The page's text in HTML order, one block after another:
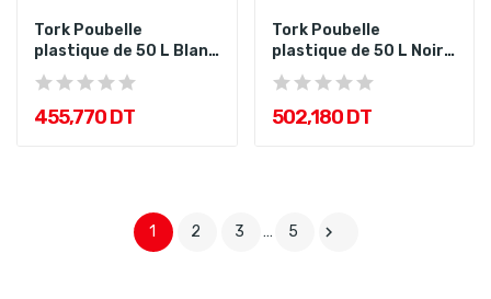
Tork Poubelle
plastique de 50 L Blanc
B1
455,770 DT
Tork Poubelle
plastique de 50 L Noir
B1
502,180 DT
1 2 3 … 5 